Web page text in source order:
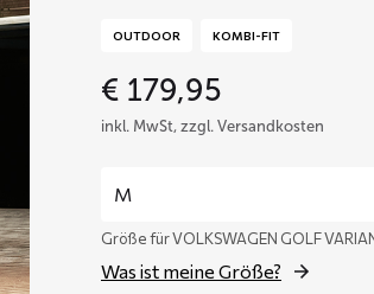
OUTDOOR KOMBI-FIT
€ 179,95
inkl. MwSt, zzgl. Versandkosten
Größe für VOLKSWAGEN GOLF
Was ist meine Größe?